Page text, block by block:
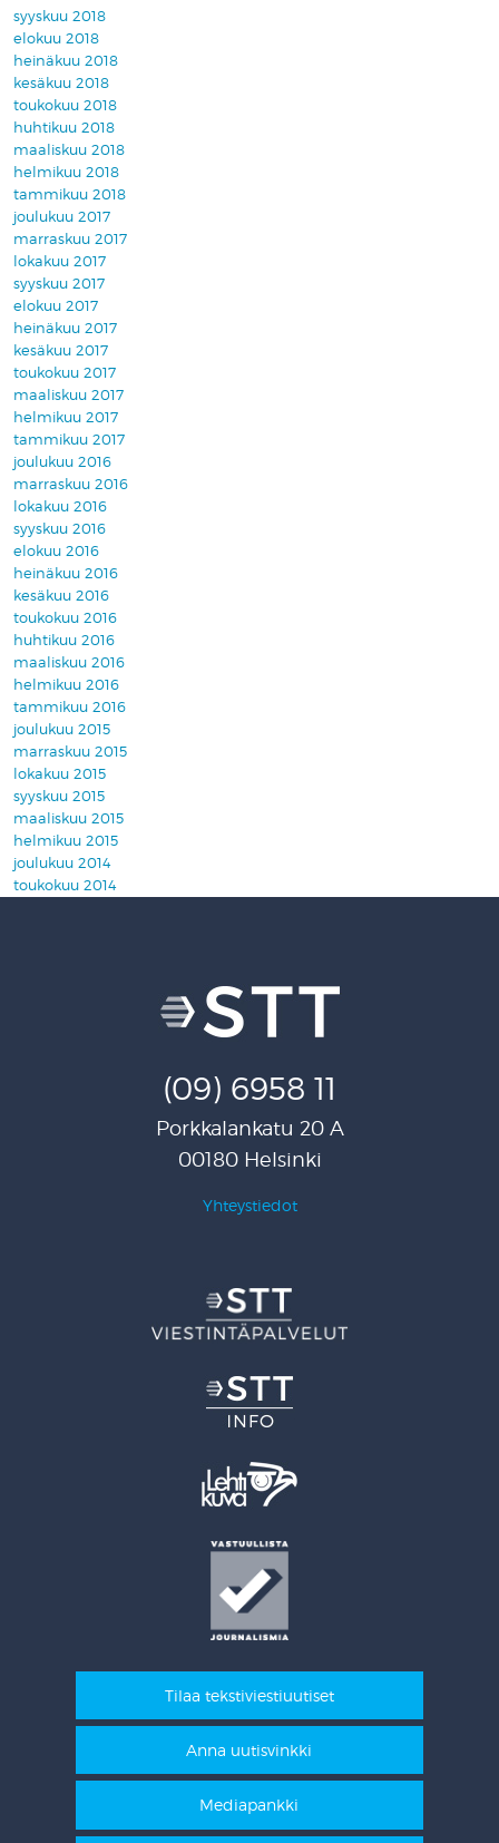
syyskuu 2018
elokuu 2018
heinäkuu 2018
kesäkuu 2018
toukokuu 2018
huhtikuu 2018
maaliskuu 2018
helmikuu 2018
tammikuu 2018
joulukuu 2017
marraskuu 2017
lokakuu 2017
syyskuu 2017
elokuu 2017
heinäkuu 2017
kesäkuu 2017
toukokuu 2017
maaliskuu 2017
helmikuu 2017
tammikuu 2017
joulukuu 2016
marraskuu 2016
lokakuu 2016
syyskuu 2016
elokuu 2016
heinäkuu 2016
kesäkuu 2016
toukokuu 2016
huhtikuu 2016
maaliskuu 2016
helmikuu 2016
tammikuu 2016
joulukuu 2015
marraskuu 2015
lokakuu 2015
syyskuu 2015
maaliskuu 2015
helmikuu 2015
joulukuu 2014
toukokuu 2014
(09) 6958 11
Porkkalankatu 20 A
00180 Helsinki
Yhteystiedot
Tilaa tekstiviestiuutiset
Anna uutisvinkki
Mediapankki